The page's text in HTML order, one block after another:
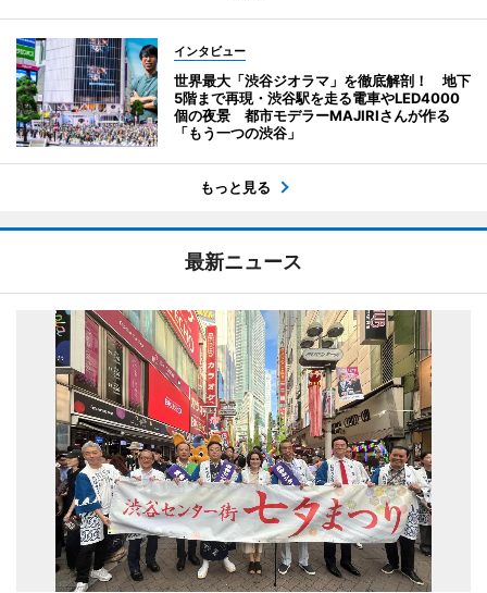
インタビュー
世界最大「渋谷ジオラマ」を徹底解剖！ 地下
5階まで再現・渋谷駅を走る電車やLED4000
個の夜景 都市モデラーMAJIRIさんが作る
「もう一つの渋谷」
もっと見る
最新ニュース